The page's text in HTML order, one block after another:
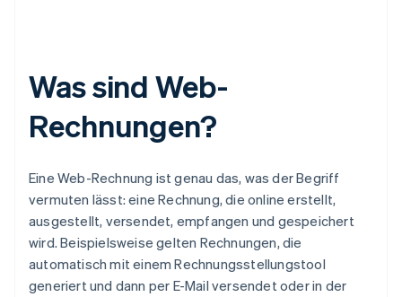
Was sind Web-
Rechnungen?
Eine Web-Rechnung ist genau das, was der Begriff
vermuten lässt: eine Rechnung, die online erstellt,
ausgestellt, versendet, empfangen und gespeichert
wird. Beispielsweise gelten Rechnungen, die
automatisch mit einem Rechnungsstellungstool
generiert und dann per E-Mail versendet oder in der